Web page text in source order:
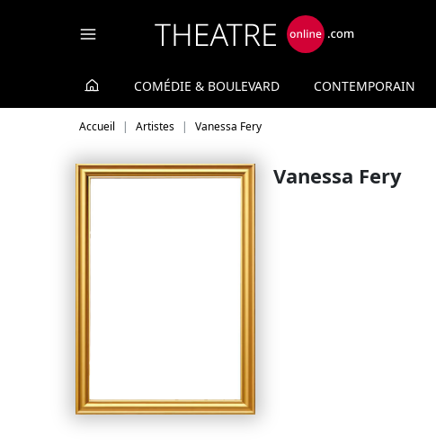
COMÉDIE & BOULEVARD CONTEMPORAIN
Accueil Artistes Vanessa Fery
Vanessa Fery